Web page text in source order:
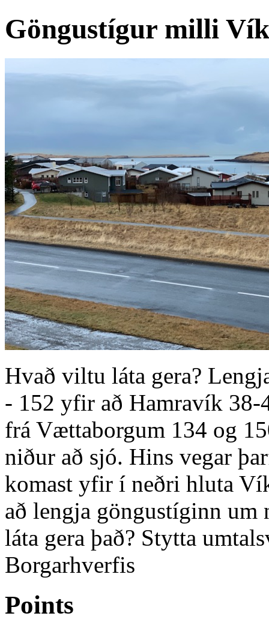
Göngustígur milli
Hvað viltu láta gera?
- 152 yfir að Hamravík
frá Vættaborgum 134 og
niður að sjó. Hins vegar
komast yfir í neðri hluta
að lengja göngustíginn
láta gera það? Stytta
Borgarhverfis
Points